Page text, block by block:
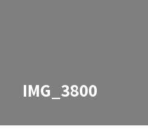
IMG_3800